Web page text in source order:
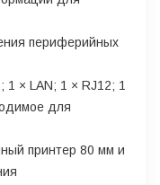
периферийных
1 × LAN; 1 × RJ12; 1
для
принтер 80 мм и